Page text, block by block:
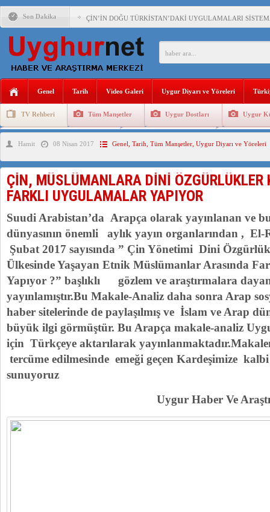
Son Dakika ÇİN’İN DOĞU TÜRKİSTAN’DAKİ UYGULAMALARI
DİYANET AKADEMİSİ BAŞKANI DOÇ.DR.KAAN : DOĞU
ÇİN’İN UYGUR POLİTİKALARINI ÖVEN DİYANET
MHP’DEN URUMÇİ KATLİAMI MESAJİ : 05.07.2009
İŞGALCİ ÇİN’DEN “FETİHLER SULTANI
SAADET PARTİSİ İLÇE BAŞKANI : TEMMUZ AYI,DOĞU
İŞGALCİ ÇİN,DOĞU TÜRKİSTAN’DA EN AZ 143 BİN
Genel Tarih Video Galeri Uygur Diyarı ve Yöreleri
TV Rehberi Tüm Manşetler Uygur Dostları Uygur
Uygurlarda Düğün ve Cenaze
Hamit 08 Nisan 2017 Genel Tarih Tüm Manşetler Uygur Diyarı ve Yöreleri
ÇİN, MÜSLÜMANLARA DİNİ ÖZGÜRLÜKLER
FARKLI UYGULAMALAR YAPIYOR
Suudi Arabistan’da Arapça olarak yayınlanan ve
dünyasının önemli aylık yayın organlarından ,
Şubat 2017 sayısında ” Çin Yönetimi Dini
Ülkesinde Yaşayan Etnik Müslümanlar Arasında
Yapıyor ?” başlıklı gözlem ve araştırmalara
yayınlamıştır.Bu Makale-Analiz daha sonra Arap
haber sitelerinde de paylaşılmış ve İslam ve Arap
büyük ilgi görmüştür. Bu Arapça makale-analiz
için Türkçeye aktarılarak
tercüme edilmesinde emeği geçen Kardeşimize
sunuyoruz
Uygur Haber Ve